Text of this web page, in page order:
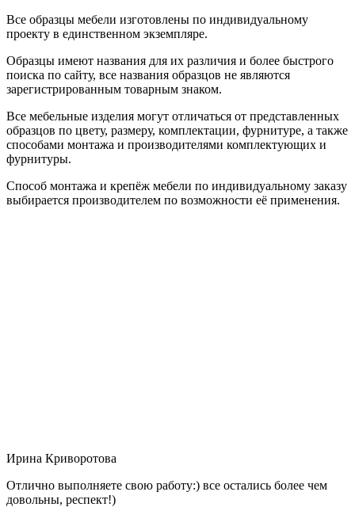
Все образцы мебели изготовлены по индивидуальному
проекту в единственном экземпляре.
Образцы имеют названия для их различия и более быстрого
поиска по сайту, все названия образцов не являются
зарегистрированным товарным знаком.
Все мебельные изделия могут отличаться от представленных
образцов по цвету, размеру, комплектации, фурнитуре, а также
способами монтажа и производителями комплектующих и
фурнитуры.
Способ монтажа и крепёж мебели по индивидуальному заказу
выбирается производителем по возможности её применения.
Ирина Криворотова
Отлично выполняете свою работу:) все остались более чем
довольны, респект!)